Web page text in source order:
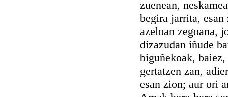
zuenean,
begira jarrita, esan
azeloan zegoana,
dizazudan iñude
biguñekoak,
gertatzen zan,
esan zion; aur ori